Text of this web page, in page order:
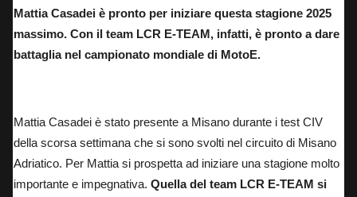
Mattia Casadei è pronto per iniziare questa stagione 2025
massimo. Con il team LCR E-TEAM, infatti, è pronto a dare
battaglia nel campionato mondiale di MotoE.
Mattia Casadei è stato presente a Misano durante i test CIV
della scorsa settimana che si sono svolti nel circuito di Misano
Adriatico. Per Mattia si prospetta ad iniziare una stagione molto
importante e impegnativa. Quella del team LCR E-TEAM si